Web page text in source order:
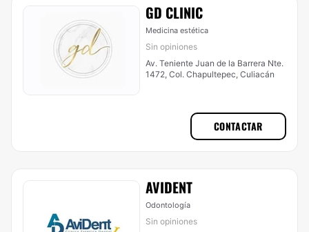
GD CLINIC
Medicina estética
Sin opiniones
Av. Teniente Juan de la Barrera Nte.
1472, Col. Chapultepec, Culiacán
CONTACTAR
AVIDENT
Odontología
Sin opiniones